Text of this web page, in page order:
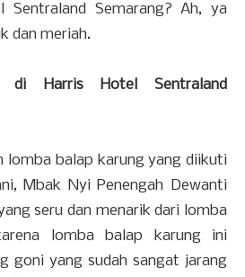
Semarang? Ah, ya
dan meriah.
di Harris Hotel Sentraland
lomba balap karung yang diikuti
Mbak Nyi Penengah Dewanti
seru dan menarik dari lomba
lomba balap karung ini
goni yang sudah sangat jarang